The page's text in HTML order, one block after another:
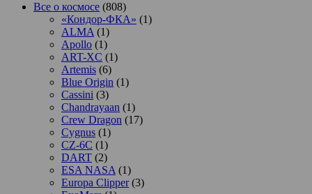
Все о космосе (808)
«Кондор-ФКА» (1)
ALMA (1)
Apollo (1)
ART-XC (1)
Artemis (6)
Blue Origin (1)
Cassini (3)
Chandrayaan (1)
Crew Dragon (17)
Cygnus (1)
CZ-6C (1)
DART (2)
ESA NASA (1)
Europa Clipper(3)